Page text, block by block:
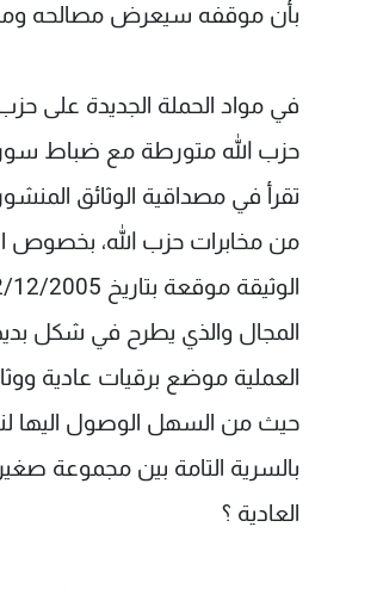
بأن موقفه سيعرض مصالحه
في مواد الحملة الجديدة على حزب
حزب الله متورطة مع ضباط
تقرأ في مصداقية الوثائق
المجال والذي يطرح في شكل
العملية موضع برقيات عادية
حيث من السهل الوصول اليها
بالسرية التامة بين مجموعة
العادية ؟